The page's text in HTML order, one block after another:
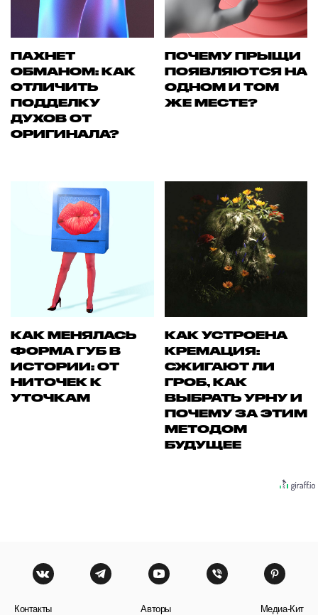
ПАХНЕТ
ОБМАНОМ: КАК
ОТЛИЧИТЬ
ПОДДЕЛКУ
ДУХОВ ОТ
ОРИГИНАЛА?
ПОЧЕМУ ПРЫЩИ
ПОЯВЛЯЮТСЯ НА
ОДНОМ И ТОМ
ЖЕ МЕСТЕ?
КАК МЕНЯЛАСЬ
ФОРМА ГУБ В
ИСТОРИИ: ОТ
НИТОЧЕК К
УТОЧКАМ
КАК УСТРОЕНА
КРЕМАЦИЯ:
СЖИГАЮТ ЛИ
ГРОБ, КАК
ВЫБРАТЬ УРНУ И
ПОЧЕМУ ЗА ЭТИМ
МЕТОДОМ
БУДУЩЕЕ
Контакты Авторы Медиа-Кит